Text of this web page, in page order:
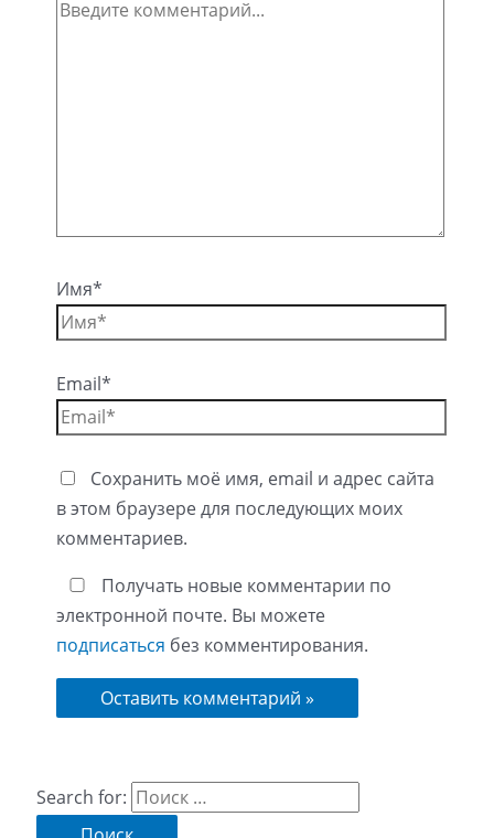
Имя*
Email*
Сохранить моё имя, email и адрес сайта
в этом браузере для последующих моих
комментариев.
Получать новые комментарии по
электронной почте. Вы можете
подписаться без комментирования.
Search for: